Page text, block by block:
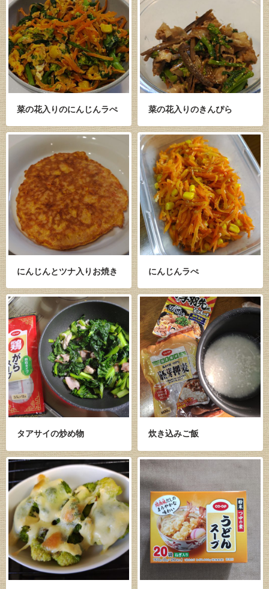
菜の花入りのにんじんラぺ 菜の花入りのきんぴら
にんじんとツナ入りお焼き にんじんラぺ
タアサイの炒め物 炊き込みご飯